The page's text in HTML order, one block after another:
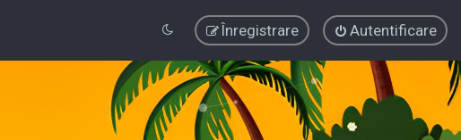
Autentificare
Înregistrare